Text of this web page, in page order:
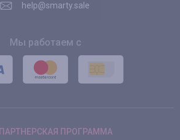
help@smarty.sale
Мы работаем с
ПАРТНЕРСКАЯ ПРОГРАММА